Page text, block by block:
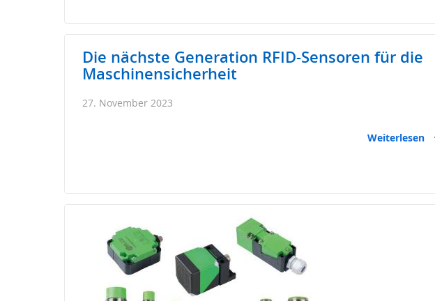
Trackballs
Fernwartung
Sicherheitssensorik
Die nächste Generation RFID-Sensoren für die
Maschinensicherheit
27. November 2023
Weiterlesen